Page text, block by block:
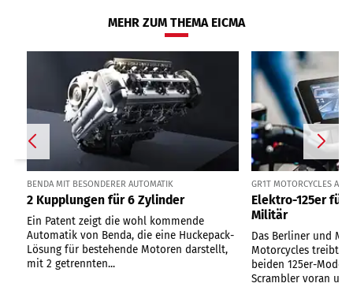
MEHR ZUM THEMA EICMA
BENDA MIT BESONDERER AUTOMATIK
2 Kupplungen für 6 Zylinder
Ein Patent zeigt die wohl kommende
Automatik von Benda, die eine Huckepack-
Lösung für bestehende Motoren darstellt,
mit 2 getrennten...
GR1T MOTORCYCLES
Elektro-125er für
Militär
Das Berliner und
Motorcycles treibt
beiden 125er-
Scrambler voran